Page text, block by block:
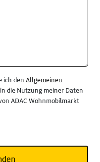
ich den Allgemeinen
die Nutzung meiner Daten
ADAC Wohnmobilmarkt